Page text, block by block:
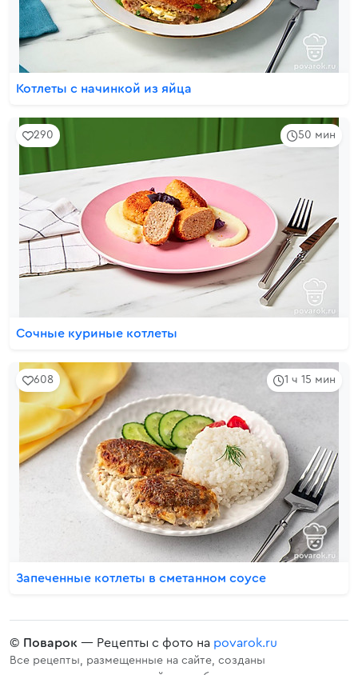
Котлеты с начинкой из яйца
50 мин
290
Сочные куриные котлеты
1 ч 15 мин
608
Запеченные котлеты в сметанном соусе
© Поварок — Рецепты с фото на povarok.ru
Все рецепты, размещенные на сайте, созданы